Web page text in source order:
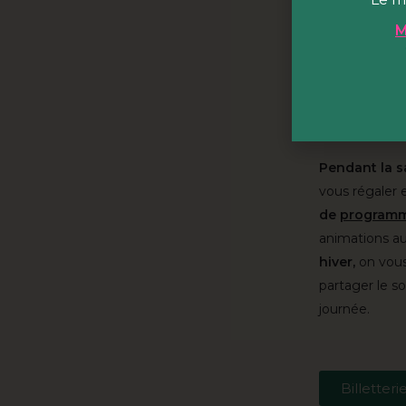
hectares du
notre
Pendant la
vous régaler
de
animations
hiver, on
partager le
journée.
Billetterie